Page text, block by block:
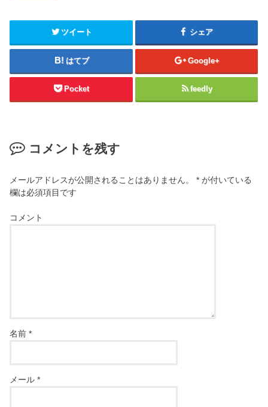
ツイート シェア
はてブ Google+
Pocket feedly
コメントを残す
メールアドレスが公開されることはありません。 * が付いている
欄は必須項目です
コメント
名前*
メール*